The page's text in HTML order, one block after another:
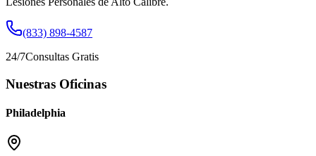
(833) 898-4587
24/7Consultas Gratis
Nuestras Oficinas
Philadelphia